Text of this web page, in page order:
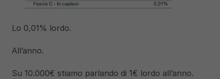
Lo 0,01% lordo.
All’anno.
Su 10.000€ stiamo parlando di 1€ lordo all’anno.